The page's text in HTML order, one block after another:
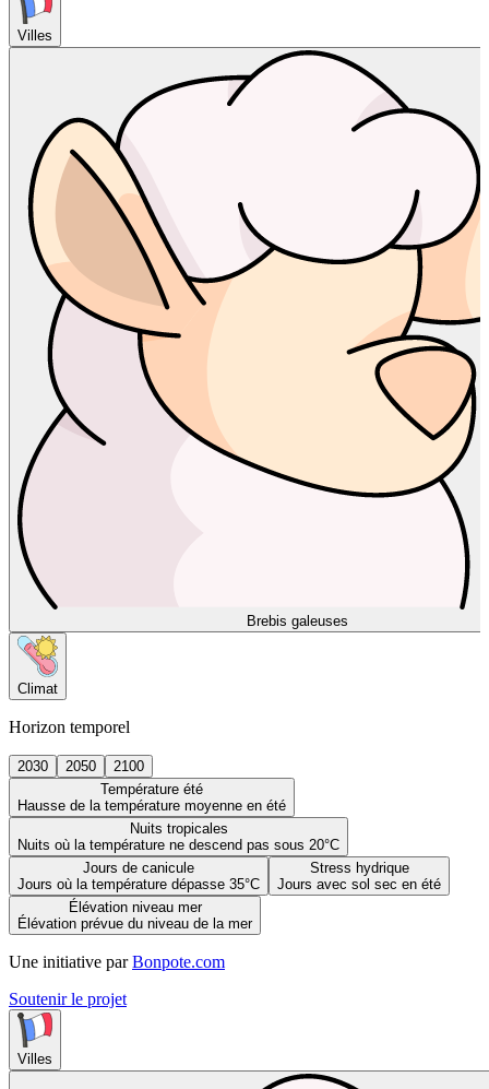
Villes
Brebis galeuses
Climat
Horizon temporel
2030 2050
2100
Température été
Hausse de la température moyenne en été
Nuits tropicales
Nuits où la température ne descend pas sous 20°C
Jours de canicule
Jours où la température dépasse 35°C
Stress hydrique
Jours avec sol sec en été
Élévation niveau mer
Élévation prévue du niveau de la mer
Une initiative par Bonpote.com
Soutenir le projet
Villes